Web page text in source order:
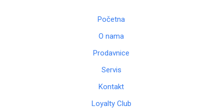
Početna
O nama
Prodavnice
Servis
Kontakt
Loyalty Club